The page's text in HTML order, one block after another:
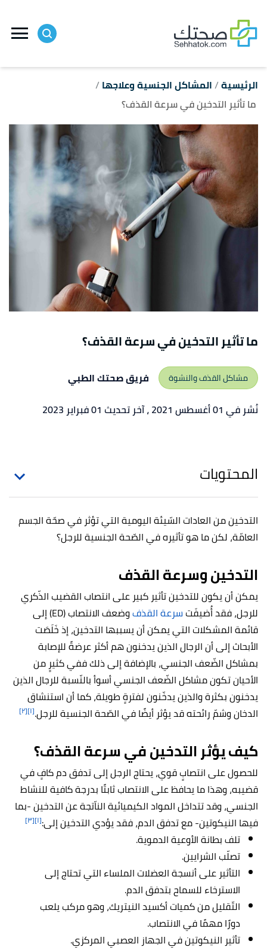
الرئيسية المشاكل الجنسية وعلاجها
ما تأثير التدخين في سرعة القذف؟
ما تأثير التدخين في سرعة القذف؟
مشاكل القذف والنشوة
فريق صحتك الطبي
نُشر في 01 أغسطس 2021
، آخر تحديث 01 فبراير 2023
المحتويات
التدخين من العادات السّيئة اليومية التي تؤثر في صحّة الجسم
العامّة، لكن ما هو تأثيره في الصّحة الجنسية للرجل؟
التدخين وسرعة القذف
يمكن أن يكون للتدخين تأثير كبير على انتصاب القضيب الذّكري
للرجل، فقد أُضيفَتسرعة القذف
وضعف الانتصاب (ED) إلى
قائمة المشكلات التي يمكن أن يسببها التدخين، إذ خَلَصَت
الأبحاث إلى أن الرجال الذين يدخنون هم أكثر عرضةً للإصابة
بمشاكل الضّعف الجنسي، بالإضافة إلى ذلك ففي كثيرٍ من
الأحيان تكون مشاكل الضّعف الجنسي أسوأ بالنّسبة للرجال الذين
يدخنون بكثرة والذين يدخّنون لفترةٍ طويلة، كما أن استنشاق
الدخان وشمّ رائحته قد يؤثر أيضًا في الصّحة الجنسية للرجل.[١] [٢]
كيف يؤثر التدخين في سرعة القذف؟
للحصول على انتصابٍ قوي، يحتاج الرجل إلى تدفق دم كافٍ في
قضيبه، وهذا ما يحافظ على الانتصاب ثابتًا بدرجة كافية للنشاط
الجنسي، وقد تتداخل المواد الكيميائية الناّتجة عن التدخين -بما
فيها النيكوتين- مع تدفق الدم، فقد يؤدي التدخين إلى:[١] [٣]
تلف بطانة الأوعية الدموية.
تصلّب الشرايين.
التأثير على أنسجة العضلات الملساء التي تحتاج إلى
الاسترخاء للسماح بتدفق الدم.
التّقليل من كميات أكسيد النيتريك، وهو مركب يلعب
دورًا مهمًا في الانتصاب.
تأثير النيكوتين في الجهاز العصبي المركزي.